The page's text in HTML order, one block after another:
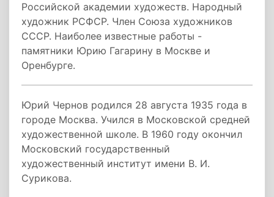
Российской академии художеств. Народный
художник РСФСР. Член Союза художников
СССР. Наиболее известные работы -
памятники Юрию Гагарину в Москве и
Оренбурге.
Юрий Чернов родился 28 августа 1935 года в
городе Москва. Учился в Московской средней
художественной школе. В 1960 году окончил
Московский государственный
художественный институт имени В. И.
Сурикова.